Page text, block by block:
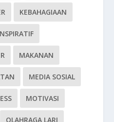
KEBAHAGIAAN
MAKANAN
MEDIA SOSIAL
MOTIVASI
OLAHRAGA LARI